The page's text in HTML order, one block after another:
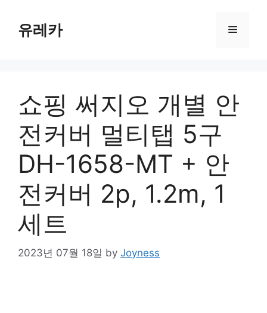
content유레카 Menu
쇼핑 써지오 개별 안
전커버 멀티탭 5구
DH-1658-MT + 안
전커버 2p, 1.2m, 1
세트
2023년 07월 18일 by Joyness